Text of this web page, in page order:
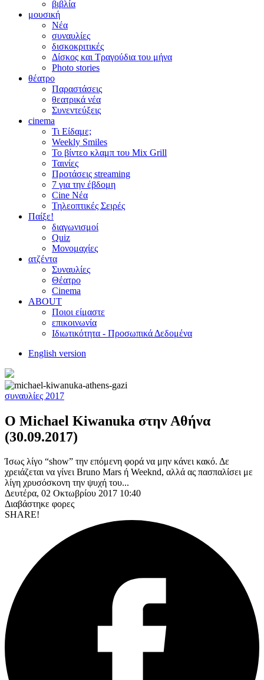
βιβλία
μουσική
Νέα
συναυλίες
δισκοκριτικές
Δίσκος και Τραγούδια του μήνα
Photo stories
θέατρο
Παραστάσεις
θεατρικά νέα
Συνεντεύξεις
cinema
Τι Είδαμε;
Weekly Smiles
Το βίντεο κλαμπ του Mix Grill
Ταινίες
Προτάσεις streaming
7 για την έβδομη
Cine Νέα
Τηλεοπτικές Σειρές
Παίξε!
διαγωνισμοί
Quiz
Μονομαχίες
ατζέντα
Συναυλίες
Θέατρο
Cinema
ABOUT
Ποιοι είμαστε
επικοινωνία
Ιδιωτικότητα - Προσωπικά Δεδομένα
English version
συναυλίες 2017
O Michael Kiwanuka στην Αθήνα
(30.09.2017)
Ίσως λίγο “show” την επόμενη φορά να μην κάνει κακό. Δε
χρειάζεται να γίνει Bruno Mars ή Weeknd, αλλά ας πασπαλίσει με
λίγη χρυσόσκονη την ψυχή του...
Δευτέρα, 02 Οκτωβρίου 2017 10:40
Διαβάστηκε φορες
SHARE!